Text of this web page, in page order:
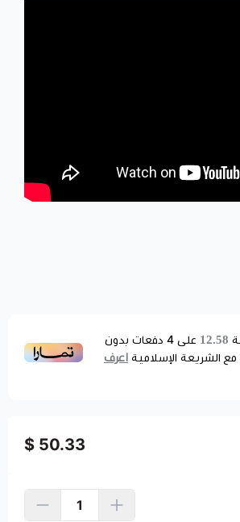
12.58 على 4 دفعات بدون
مع الشريعة الإسلامية اعرف
50.33 $